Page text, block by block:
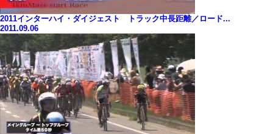
2011インターハイ・ダイジェスト トラック中長距離／ロード...
2011.09.06